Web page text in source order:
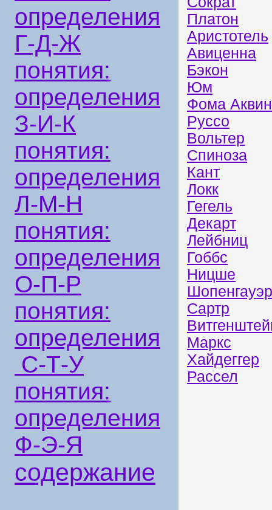
определения
Г-Д-Ж
понятия:
определения
З-И-К
понятия:
определения
Л-М-Н
понятия:
определения
О-П-Р
понятия:
определения
С-Т-У
понятия:
определения
Ф-Э-Я
содержание
Платон
Аристотель
Авиценна
Бэкон
Юм
Фома
Руссо
Вольтер
Спиноза
Кант
Локк
Гегель
Декарт
Лейбниц
Гоббс
Ницше
Шопенгауэр
Сартр
Маркс
Хайдеггер
Рассел